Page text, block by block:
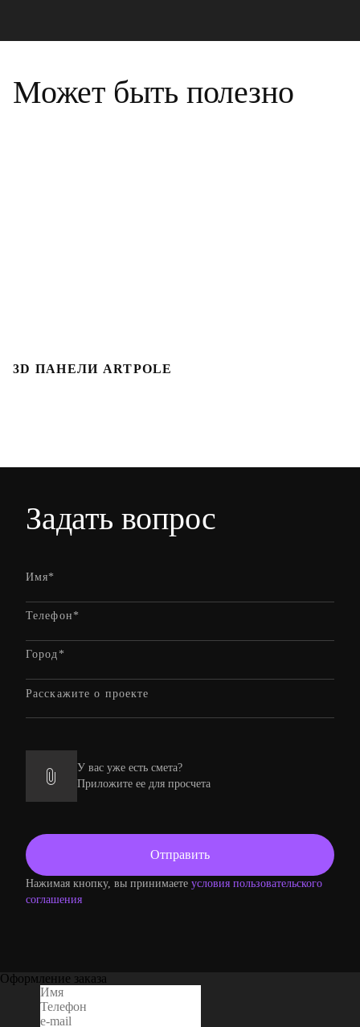
Может быть полезно
3D ПАНЕЛИ ARTPOLE
Задать вопрос
У вас уже есть смета?
Приложите ее для просчета
Нажимая кнопку, вы принимаете условия пользовательского
соглашения
Оформление заказа